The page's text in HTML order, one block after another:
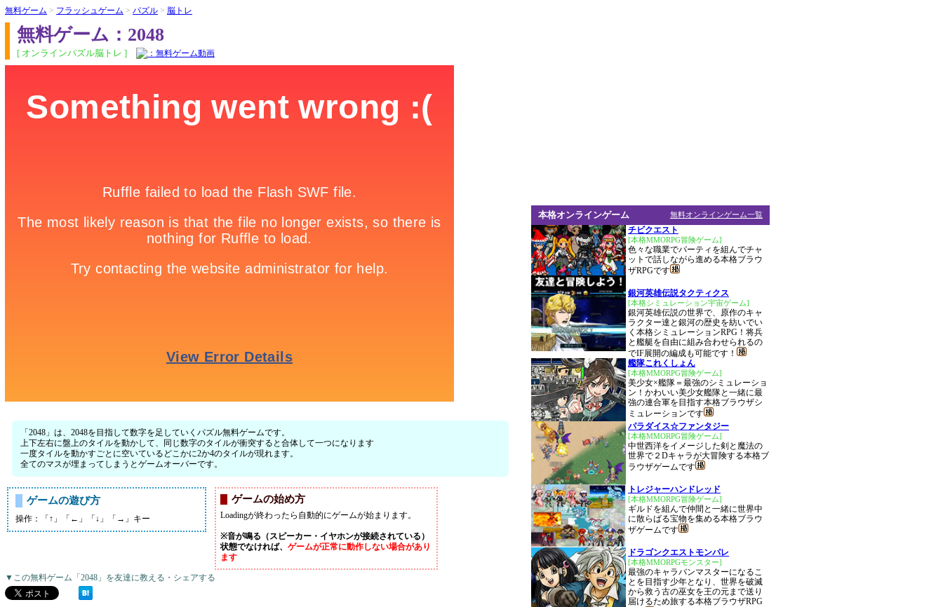
無料ゲーム > フラッシュゲーム > パズル > 脳トレ
無料ゲーム：2048
[ オンラインパズル脳トレ ]
「2048」は、2048を目指して数字を足していくパズル無料ゲームです。
上下左右に盤上のタイルを動かして、同じ数字のタイルが衝突すると合体して一つになります
一度タイルを動かすごとに空いているどこかに2か4のタイルが現れます。
全てのマスが埋まってしまうとゲームオーバーです。
ゲームの遊び方
操作：「↑」「←」「↓」「→」キー
ゲームの始め方
Loadingが終わったら自動的にゲームが始まります。
※音が鳴る（スピーカー・イヤホンが接続されている）
状態でなければ、 ゲームが正常に動作しない場合があり
ます
▼この無料ゲーム「2048」を友達に教える・シェアする
無料オンラインゲーム一覧
本格オンラインゲーム
チビクエスト
[本格MMORPG冒険ゲーム]
色々な職業でパーティを組んでチャ
ットで話しながら進める本格ブラウ
ザRPGです
銀河英雄伝説タクティクス
[本格シミュレーション宇宙ゲーム]
銀河英雄伝説の世界で、原作のキャ
ラクター達と銀河の歴史を紡いでい
く本格シミュレーションRPG！将兵
と艦艇を自由に組み合わせられるの
でIF展開の編成も可能です！
艦隊これくしょん
[本格MMORPG冒険ゲーム]
美少女×艦隊＝最強のシミュレーショ
ン！かわいい美少女艦隊と一緒に最
強の連合軍を目指す本格ブラウザシ
ミュレーションです
パラダイス☆ファンタジー
[本格MMORPG冒険ゲーム]
中世西洋をイメージした剣と魔法の
世界で２Dキャラが大冒険する本格ブ
ラウザゲームです
トレジャーハンドレッド
[本格MMORPG冒険ゲーム]
ギルドを組んで仲間と一緒に世界中
に散らばる宝物を集める本格ブラウ
ザゲームです
ドラゴンクエストモンパレ
[本格MMORPGモンスター]
最強のキャラバンマスターになるこ
とを目指す少年となり、世界を破滅
から救う古の巫女を王の元まで送り
届けるため旅する本格ブラウザRPG